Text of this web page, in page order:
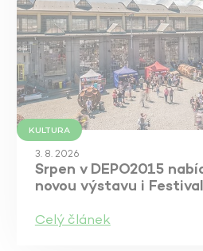
KULTURA
3. 8. 2026
Srpen v DEPO2015
novou výstavu i
Celý článek